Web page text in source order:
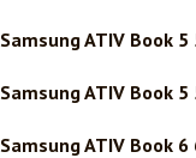
Samsung ATIV Book 5
Samsung ATIV Book 5
Samsung ATIV Book 6